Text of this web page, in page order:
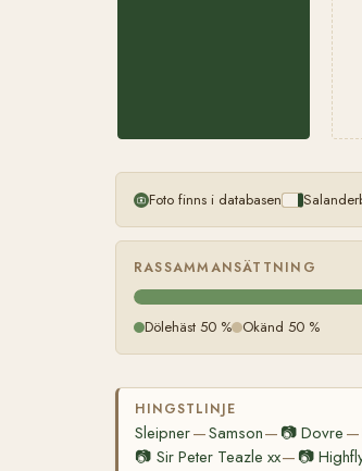
Foto finns i databasen
RASSAMMANSÄTTNING
Dölehäst 50 % Okänd 50 %
HINGSTLINJE
Sleipner—Samson— 📷Dovre —
📷 Sir Peter Teazle xx— 📷